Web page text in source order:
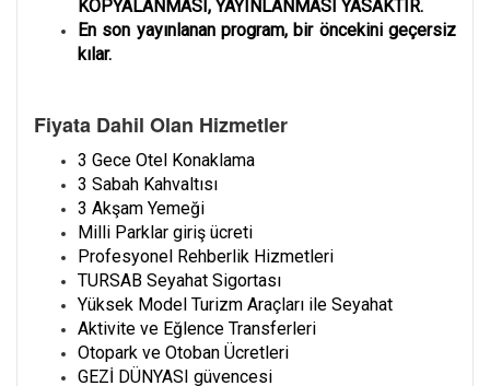
KOPYALANMASI, YAYINLANMASI YASAKTIR.
En son yayınlanan program, bir öncekini geçersiz
kılar.
Fiyata Dahil Olan Hizmetler
3 Gece Otel Konaklama
3 Sabah Kahvaltısı
3 Akşam Yemeği
Milli Parklar giriş ücreti
Profesyonel Rehberlik Hizmetleri
TURSAB Seyahat Sigortası
Yüksek Model Turizm Araçları ile Seyahat
Aktivite ve Eğlence Transferleri
Otopark ve Otoban Ücretleri
GEZİ DÜNYASI güvencesi